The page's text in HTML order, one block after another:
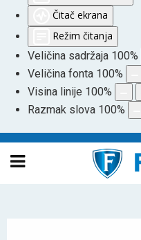
Čitač ekrana
Režim čitanja
Veličina sadržaja 100%
Veličina fonta 100%
Visina linije 100%
Razmak slova 100%